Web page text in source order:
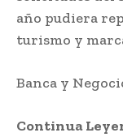
año pudiera
turismo y
Banca y
Continua